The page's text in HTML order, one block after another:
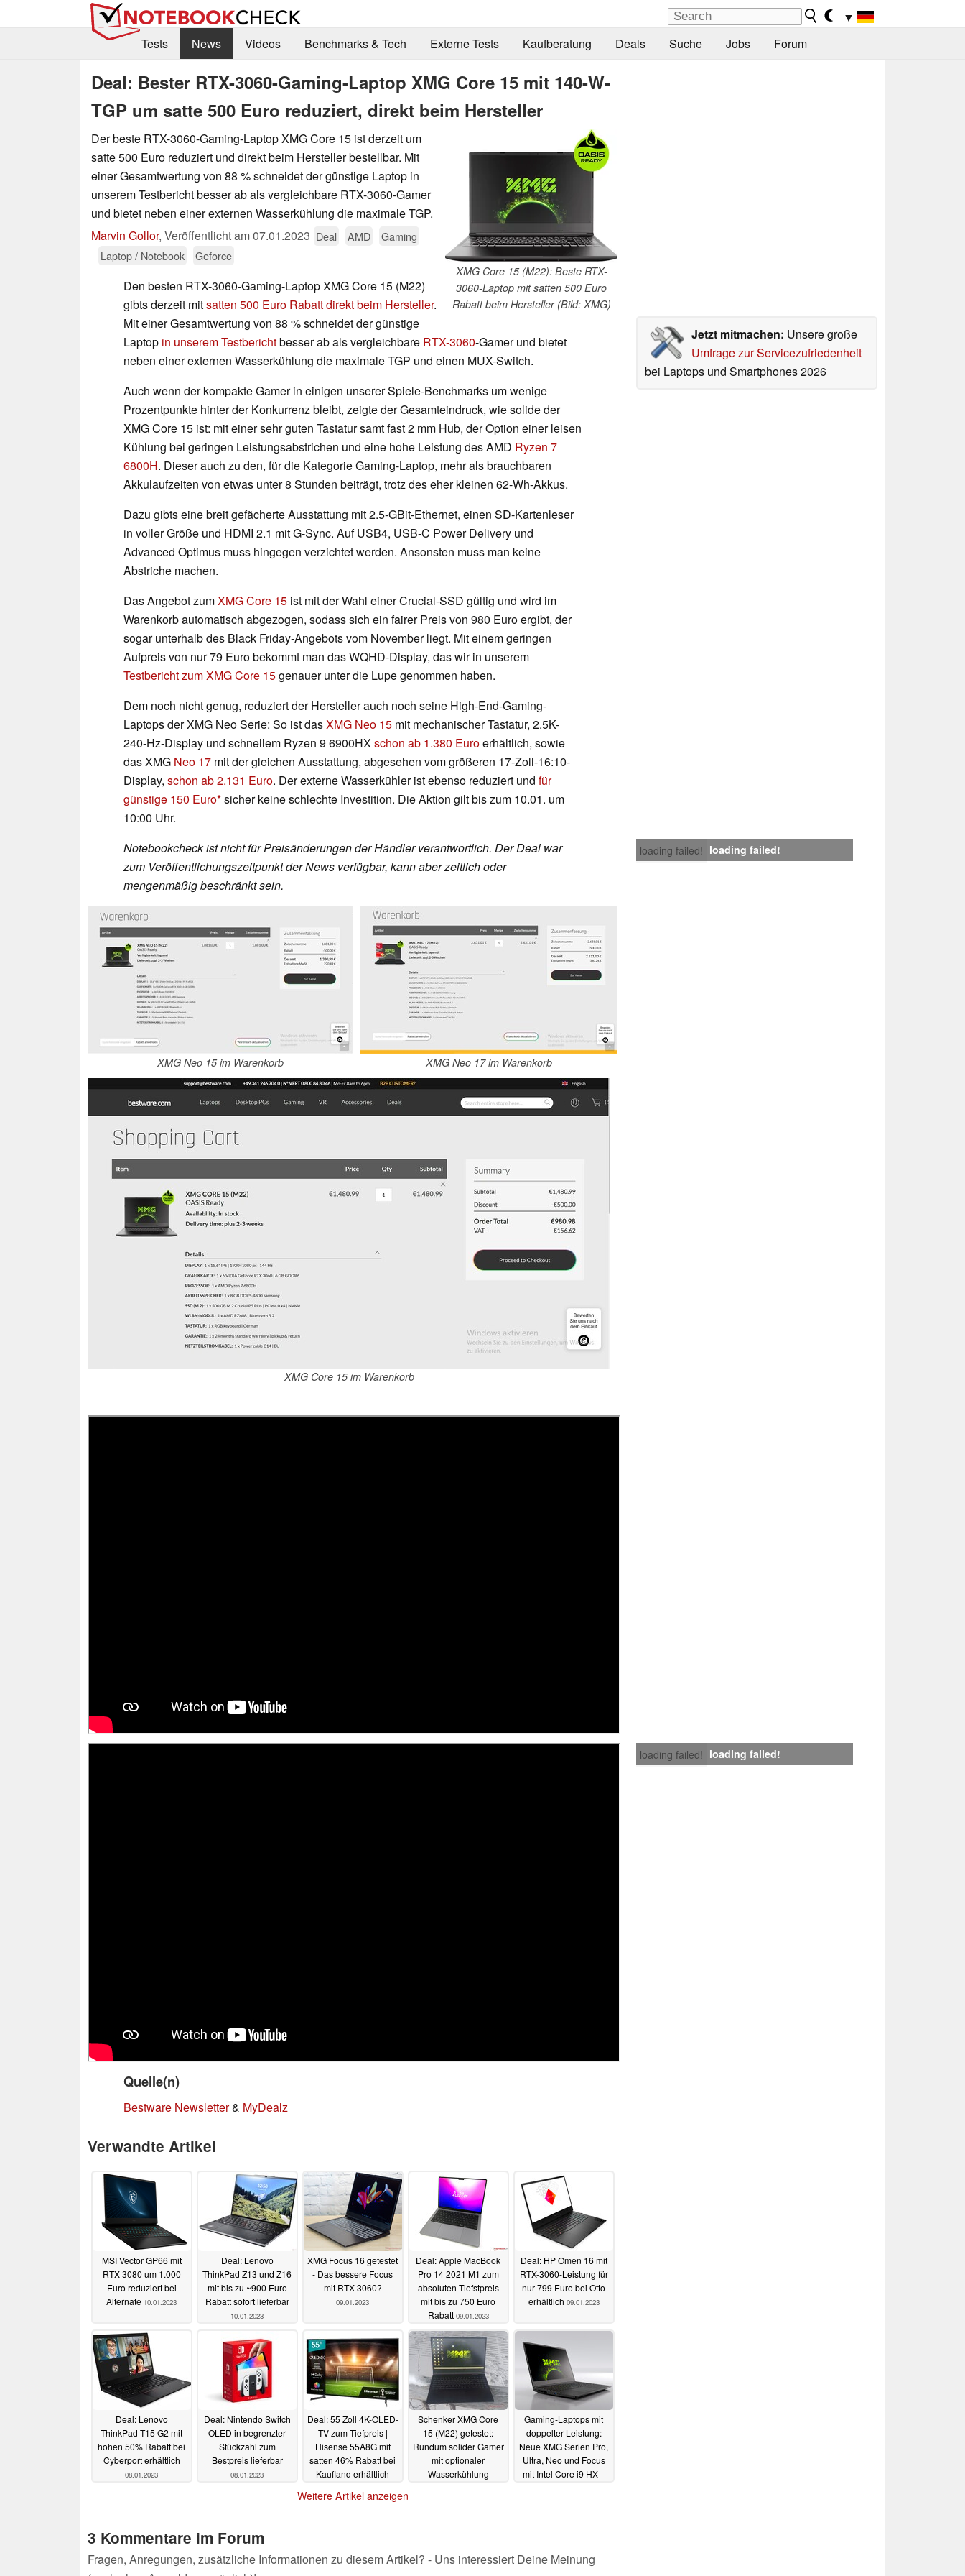
▼
Tests
News Videos Benchmarks & Tech Externe Tests Kaufberatung Deals Suche Jobs Forum
Deal: Bester RTX-3060-Gaming-Laptop XMG Core 15 mit 140-W-
TGP um satte 500 Euro reduziert, direkt beim Hersteller
XMG Core 15 (M22): Beste RTX-
3060-Laptop mit satten 500 Euro
Rabatt beim Hersteller (Bild: XMG)
Der beste RTX-3060-Gaming-Laptop XMG Core 15 ist derzeit um
satte 500 Euro reduziert und direkt beim Hersteller bestellbar. Mit
einer Gesamtwertung von 88 % schneidet der günstige Laptop in
unserem Testbericht besser ab als vergleichbare RTX-3060-Gamer
und bietet neben einer externen Wasserkühlung die maximale TGP.
Marvin Gollor, Veröffentlicht am07.01.2023 Deal AMD
Gaming
Laptop / Notebook
Geforce
Jetzt mitmachen: Unsere große
Umfrage zur Servicezufriedenheit
bei Laptops und Smartphones 2026
Den besten RTX-3060-Gaming-Laptop XMG Core 15 (M22)
gibts derzeit mitsatten 500 Euro Rabatt direkt beim Hersteller.
Mit einer Gesamtwertung von 88 % schneidet der günstige
Laptop in unserem Testberichtbesser ab als vergleichbare RTX-3060-Gamer und bietet
neben einer externen Wasserkühlung die maximale TGP und einen MUX-Switch.
Auch wenn der kompakte Gamer in einigen unserer Spiele-Benchmarks um wenige
Prozentpunkte hinter der Konkurrenz bleibt, zeigte der Gesamteindruck, wie solide der
XMG Core 15 ist: mit einer sehr guten Tastatur samt fast 2 mm Hub, der Option einer leisen
Kühlung bei geringen Leistungsabstrichen und eine hohe Leistung des AMD Ryzen 7
6800H. Dieser auch zu den, für die Kategorie Gaming-Laptop, mehr als brauchbaren
Akkulaufzeiten von etwas unter 8 Stunden beiträgt, trotz des eher kleinen 62-Wh-Akkus.
Dazu gibts eine breit gefächerte Ausstattung mit 2.5-GBit-Ethernet, einen SD-Kartenleser
in voller Größe und HDMI 2.1 mit G-Sync. Auf USB4, USB-C Power Delivery und
Advanced Optimus muss hingegen verzichtet werden. Ansonsten muss man keine
Abstriche machen.
Das Angebot zumXMG Core 15 ist mit der Wahl einer Crucial-SSD gültig und wird im
Warenkorb automatisch abgezogen, sodass sich ein fairer Preis von 980 Euro ergibt, der
sogar unterhalb des Black Friday-Angebots vom November liegt. Mit einem geringen
Aufpreis von nur 79 Euro bekommt man das WQHD-Display, das wir in unserem
Testbericht zum XMG Core 15genauer unter die Lupe genommen haben.
Dem noch nicht genug, reduziert der Hersteller auch noch seine High-End-Gaming-
Laptops der XMG Neo Serie: So ist dasXMG Neo 15 mit mechanischer Tastatur, 2.5K-
240-Hz-Display und schnellem Ryzen 9 6900HXschon ab 1.380 Euroerhältlich, sowie
das XMG Neo 17 mit der gleichen Ausstattung, abgesehen vom größeren 17-Zoll-16:10-
Display, schon ab 2.131 Euro. Der externe Wasserkühler ist ebenso reduziert und für
günstige 150 Euro sicher keine schlechte Investition. Die Aktion gilt bis zum 10.01. um
10:00 Uhr.
loading failed! loading failed!
Notebookcheck ist nicht für Preisänderungen der Händler verantwortlich. Der Deal war
zum Veröffentlichungszeitpunkt der News verfügbar, kann aber zeitlich oder
mengenmäßig beschränkt sein.
XMG Neo 15 im Warenkorb XMG Neo 17 im Warenkorb
XMG Core 15 im Warenkorb
loading failed! loading failed!
Quelle(n)
Bestware Newsletter& MyDealz
Verwandte Artikel
MSI Vector GP66 mit
RTX 3080 um 1.000
Euro reduziert bei
Alternate 10.01.2023
Deal: Lenovo
ThinkPad Z13 und Z16
mit bis zu ~900 Euro
Rabatt sofort lieferbar
10.01.2023
XMG Focus 16 getestet
- Das bessere Focus
mit RTX 3060?
09.01.2023
Deal: Apple MacBook
Pro 14 2021 M1 zum
absoluten Tiefstpreis
mit bis zu 750 Euro
Rabatt 09.01.2023
Deal: HP Omen 16 mit
RTX-3060-Leistung für
nur 799 Euro bei Otto
erhältlich 09.01.2023
Deal: Lenovo
ThinkPad T15 G2 mit
hohen 50% Rabatt bei
Cyberport erhältlich
08.01.2023
Deal: Nintendo Switch
OLED in begrenzter
Stückzahl zum
Bestpreis lieferbar
08.01.2023
Deal: 55 Zoll 4K-OLED-
TV zum Tiefpreis |
Hisense 55A8G mit
satten 46% Rabatt bei
Kaufland erhältlich
Schenker XMG Core
15 (M22) getestet:
Rundum solider Gamer
mit optionaler
Wasserkühlung
Gaming-Laptops mit
doppelter Leistung:
Neue XMG Serien Pro,
Ultra, Neo und Focus
mit Intel Core i9 HX –
Weitere Artikel anzeigen
3 Kommentare im Forum
Fragen, Anregungen, zusätzliche Informationen zu diesem Artikel? - Uns interessiert Deine Meinung